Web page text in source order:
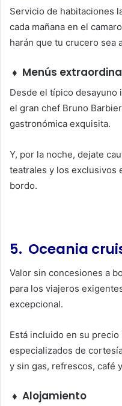
Servicio de habitaciones
cada mañana en el
harán que tu crucero sea
♦ Menús
Desde el típico desayuno
el gran chef Bruno
gastronómica exquisita.
Y, por la noche, dejate
teatrales y los exclusivos
bordo.
5. Oceania
Valor sin concesiones a
para los viajeros
excepcional.
Está incluido en su
especializados de
y sin gas, refrescos, café
♦ Alojamiento